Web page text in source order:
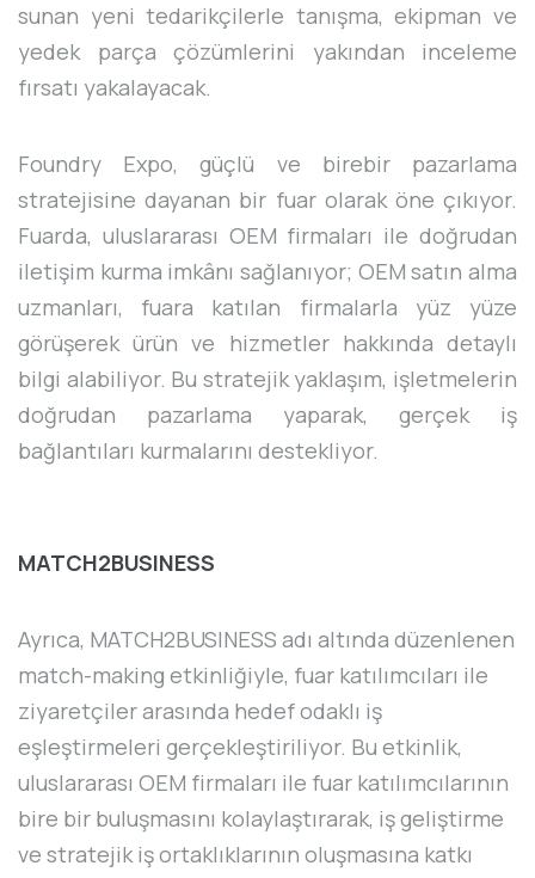
sunan yeni tedarikçilerle tanışma, ekipman ve
yedek parça çözümlerini yakından inceleme
fırsatı yakalayacak.
Foundry Expo, güçlü ve birebir pazarlama
stratejisine dayanan bir fuar olarak öne çıkıyor.
Fuarda, uluslararası OEM firmaları ile doğrudan
iletişim kurma imkânı sağlanıyor; OEM satın alma
uzmanları, fuara katılan firmalarla yüz yüze
görüşerek ürün ve hizmetler hakkında detaylı
bilgi alabiliyor. Bu stratejik yaklaşım, işletmelerin
doğrudan pazarlama yaparak, gerçek iş
bağlantıları kurmalarını destekliyor.
MATCH2BUSINESS
Ayrıca, MATCH2BUSINESS adı altında düzenlenen
match-making etkinliğiyle, fuar katılımcıları ile
ziyaretçiler arasında hedef odaklı iş
eşleştirmeleri gerçekleştiriliyor. Bu etkinlik,
uluslararası OEM firmaları ile fuar katılımcılarının
bire bir buluşmasını kolaylaştırarak, iş geliştirme
ve stratejik iş ortaklıklarının oluşmasına katkı